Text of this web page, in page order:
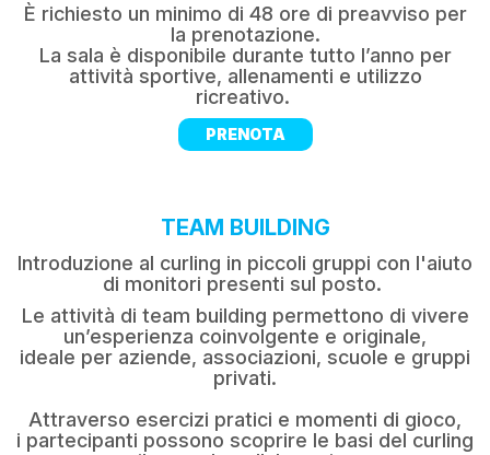
È richiesto un minimo di 48 ore di preavviso per
la prenotazione.
La sala è disponibile durante tutto l’anno per
attività sportive, allenamenti e utilizzo
ricreativo.
PRENOTA
TEAM BUILDING
Introduzione al curling in piccoli gruppi con l'aiuto
di monitori presenti sul posto.
Le attività di team building permettono di vivere
un’esperienza coinvolgente e originale,
ideale per aziende, associazioni, scuole e gruppi
privati.
Attraverso esercizi pratici e momenti di gioco,
i partecipanti possono scoprire le basi del curling